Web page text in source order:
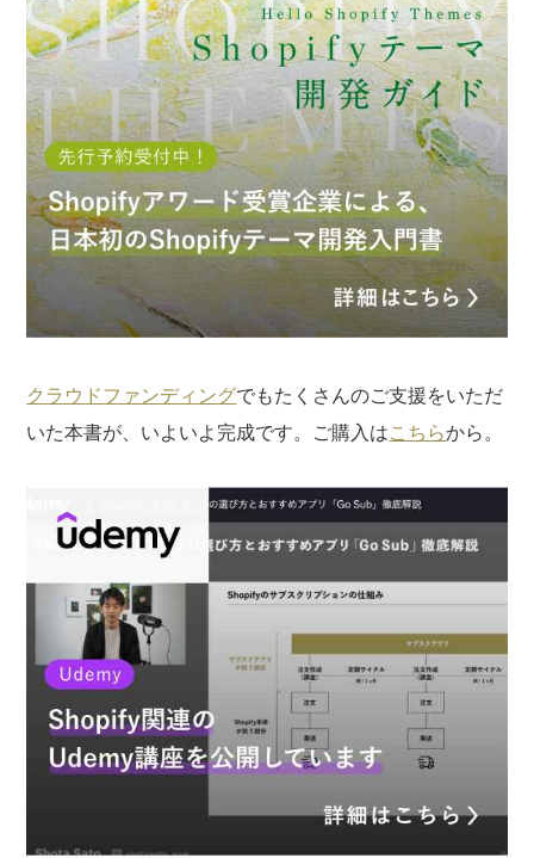
※なお、ご質問については回答できない場合と、当ブログ
の記事にて個人情報を伏せたうえで回答させていただく
場合がございます。あらかじめご了承ください。
クラウドファンディングでもたくさんのご支援をいただ
いた本書が、いよいよ完成です。ご購入はこちらから。